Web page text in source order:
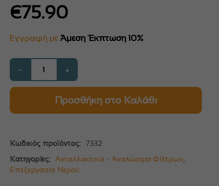
€75.90
Εγγραφή με Άμεση Έκπτωση 10%
− +
Προσθήκη στο Καλάθι
Κωδικός προϊόντος:
7332
Κατηγορίες:
Ανταλλακτικά - Αναλώσιμα Φίλτρων
Επεξεργασία Νερού